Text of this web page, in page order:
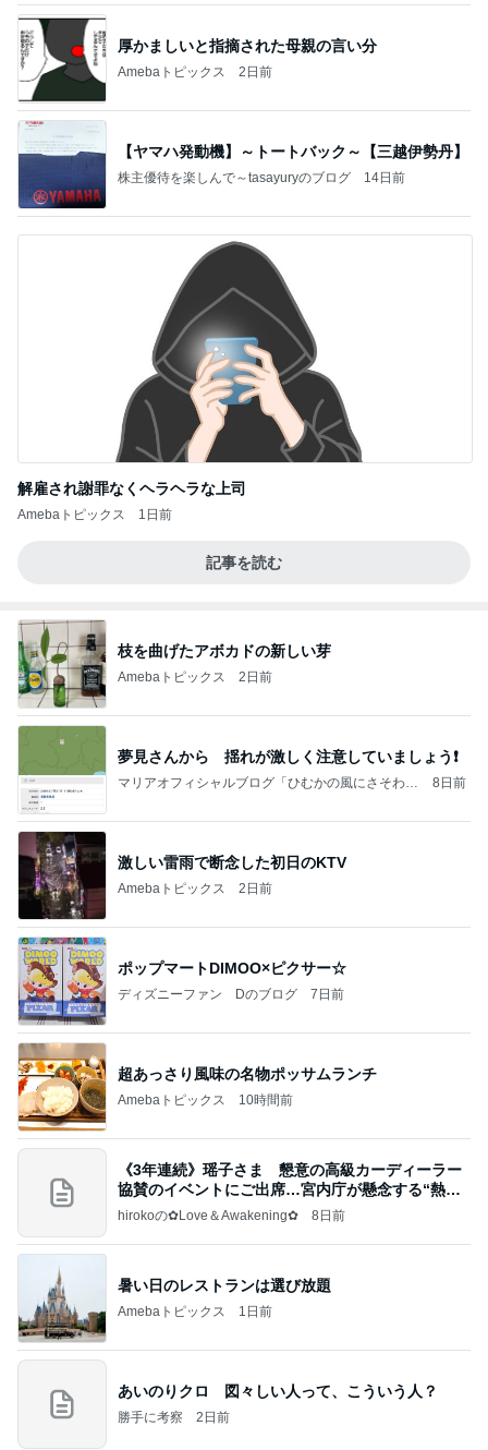
厚かましいと指摘された母親の言い分
Amebaトピックス 2日前
【ヤマハ発動機】～トートバック～【三越伊勢丹】
株主優待を楽しんで～tasayuryのブログ 14日前
解雇され謝罪なくヘラヘラな上司
Amebaトピックス 1日前
記事を読む
枝を曲げたアボカドの新しい芽
Amebaトピックス 2日前
夢見さんから 揺れが激しく注意していましょう❗️
マリアオフィシャルブログ「ひむかの風にさそわれ
8日前
激しい雷雨で断念した初日のKTV
Amebaトピックス 2日前
ポップマートDIMOO×ピクサー☆
ディズニーファン Dのブログ 7日前
超あっさり風味の名物ポッサムランチ
Amebaトピックス 10時間前
《3年連続》瑶子さま 懇意の高級カーディーラー
協賛のイベントにご出席…宮内庁が懸念する“熱心
すぎ
hirokoの✿Love＆Awakening✿ 8日前
暑い日のレストランは選び放題
Amebaトピックス 1日前
あいのりクロ 図々しい人って、こういう人？
勝手に考察 2日前